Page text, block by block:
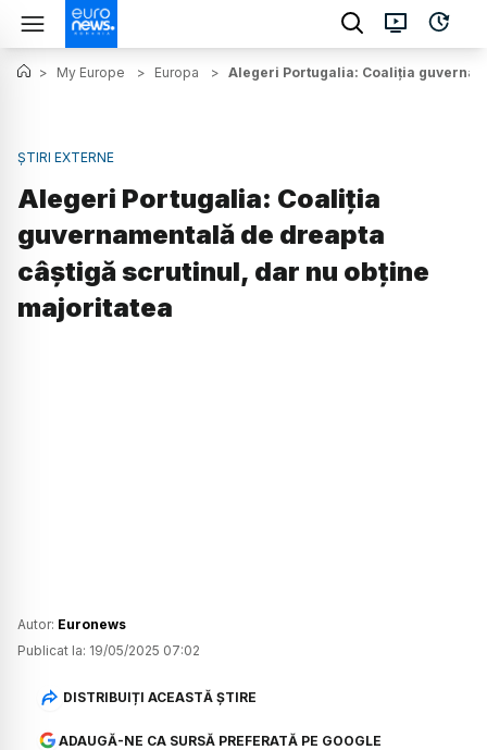
> My Europe > Europa > Alegeri Portugalia: Coaliția
ȘTIRI EXTERNE
Alegeri Portugalia: Coaliția
guvernamentală de dreapta
câștigă scrutinul, dar nu obține
majoritatea
Autor: Euronews
Publicat la: 19/05/2025 07:02
DISTRIBUIȚI ACEASTĂ ȘTIRE
ADAUGĂ-NE CA SURSĂ PREFERATĂ PE GOOGLE